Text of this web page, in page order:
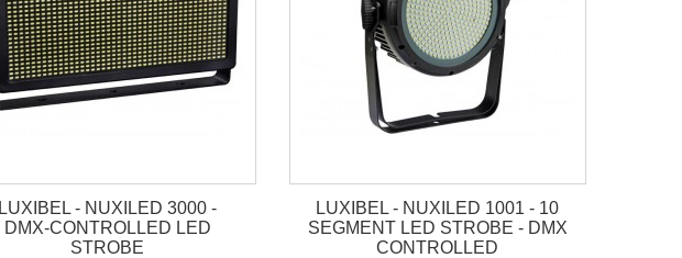
LUXIBEL - NUXILED 3000 -
DMX-CONTROLLED LED
STROBE
LUXIBEL - NUXILED 1001 - 10
SEGMENT LED STROBE - DMX
CONTROLLED